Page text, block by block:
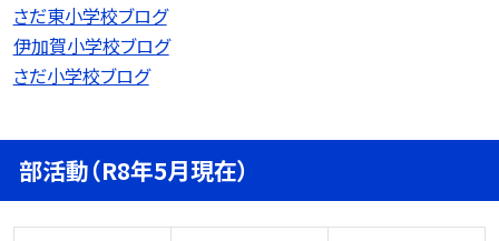
さだ東小学校ブログ
伊加賀小学校ブログ
さだ小学校ブログ
部活動（R8年5月現在）